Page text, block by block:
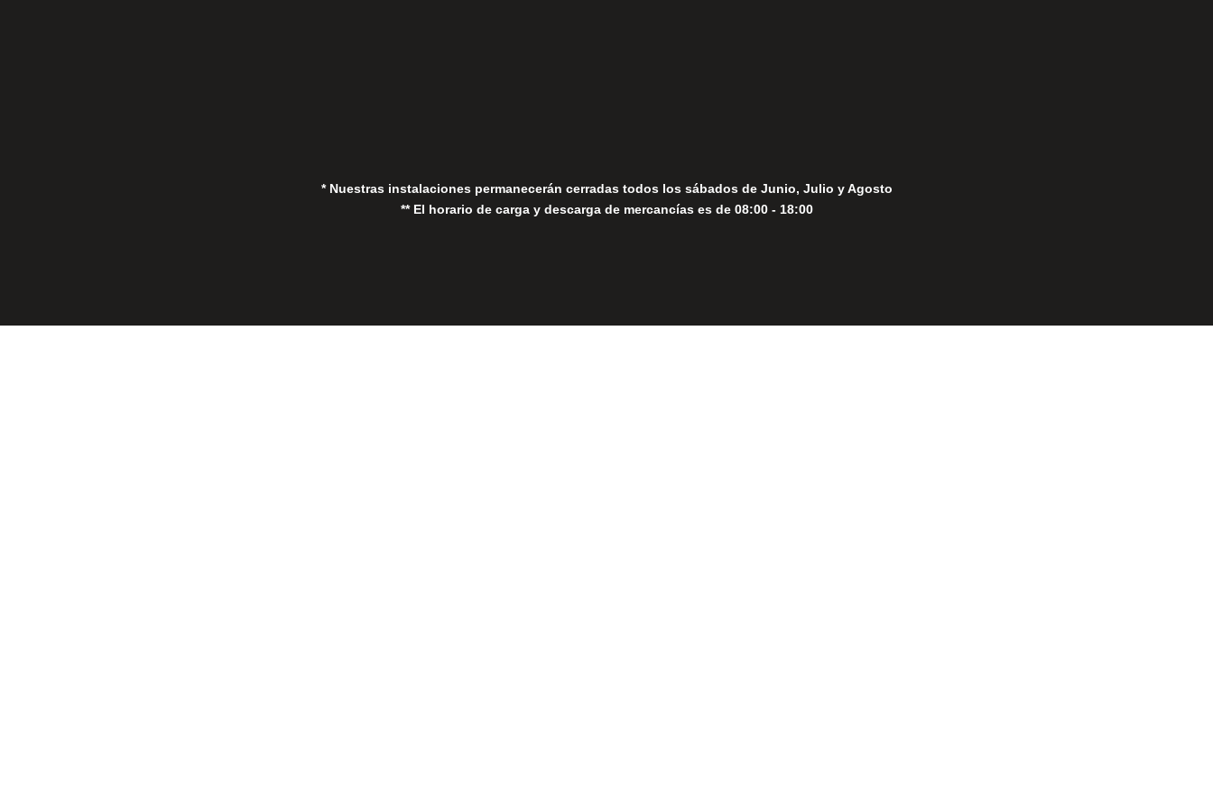
* Nuestras instalaciones permanecerán cerradas todos los sábados de Junio, Julio y Agosto
** El horario de carga y descarga de mercancías es de 08:00 - 18:00